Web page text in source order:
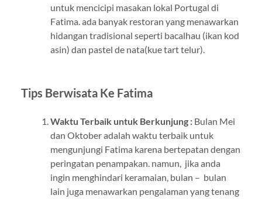
untuk mencicipi masakan lokal Portugal di
Fatima. ada banyak restoran yang menawarkan
hidangan tradisional seperti bacalhau (ikan kod
asin) dan pastel de nata(kue tart telur).
Tips Berwisata Ke Fatima
Waktu Terbaik untuk Berkunjung :Bulan Mei
dan Oktober adalah waktu terbaik untuk
mengunjungi Fatima karena bertepatan dengan
peringatan penampakan. namun, jika anda
ingin menghindari keramaian, bulan – bulan
lain juga menawarkan pengalaman yang tenang